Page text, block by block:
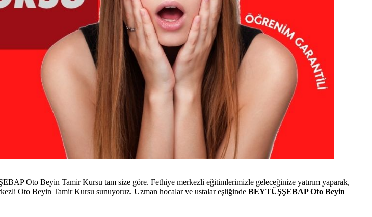
Oto Beyin Tamir Kursu tam size göre. Fethiye merkezli eğitimlerimizle geleceğinize yatırım yaparak,
Oto Beyin Tamir Kursu sunuyoruz. Uzman hocalar ve ustalar eşliğinde BEYTÜŞŞEBAP Oto Beyin